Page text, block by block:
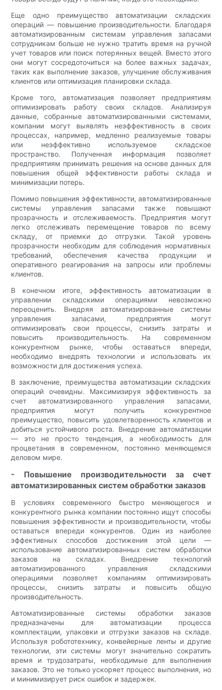
Еще одно преимущество автоматизации складских
операций — повышение производительности. Благодаря
автоматизированным системам управления запасами
сотрудникам больше не нужно тратить время на ручной
учет товаров или поиск потерянных вещей. Вместо этого
они могут сосредоточиться на более важных задачах,
таких как выполнение заказов, улучшение обслуживания
клиентов или оптимизация планировки склада.
Кроме того, автоматизация позволяет предприятиям
оптимизировать работу своих складов. Анализируя
данные, собранные автоматизированными системами,
компании могут выявлять неэффективность в своих
процессах, например, медленно реализуемые товары
или неэффективно используемое складское
пространство. Полученная информация позволяет
предприятиям принимать решения на основе данных для
повышения общей эффективности работы склада и
минимизации потерь.
Помимо повышения эффективности, автоматизированные
системы управления запасами также повышают
прозрачность и отслеживаемость. Предприятия могут
легко отслеживать перемещение товаров по всему
складу, от приемки до отгрузки. Такой уровень
прозрачности необходим для соблюдения нормативных
требований, обеспечения качества продукции и
оперативного реагирования на запросы или проблемы
клиентов.
В конечном итоге, эффективность автоматизации в
управлении складскими операциями невозможно
переоценить. Внедряя автоматизированные системы
управления запасами, предприятия могут
оптимизировать свои процессы, снизить затраты и
повысить производительность. На современном
конкурентном рынке, чтобы оставаться впереди,
необходимо внедрять технологии и использовать их
возможности для достижения успеха.
В заключение, преимущества автоматизации складских
операций очевидны. Максимизируя эффективность за
счет автоматизированного управления запасами,
предприятия могут получить конкурентное
преимущество, повысить удовлетворенность клиентов и
добиться устойчивого роста. Внедрение автоматизации
— это не просто тенденция, а необходимость для
процветания в современном, постоянно меняющемся
деловом мире.
- Повышение производительности за счет
автоматизированных систем обработки заказов
В условиях современного быстро меняющегося и
конкурентного рынка компании постоянно ищут способы
повышения эффективности и производительности, чтобы
оставаться впереди конкурентов. Один из наиболее
эффективных способов достижения этой цели —
использование автоматизированных систем обработки
заказов на складах. Внедрение технологий
автоматизированного управления складскими
операциями позволяет компаниям оптимизировать
процессы, снизить затраты и повысить общую
производительность.
Автоматизированные системы обработки заказов
предназначены для автоматизации процесса
комплектации, упаковки и отгрузки заказов на складе.
Используя робототехнику, конвейерные ленты и другие
технологии, эти системы могут значительно сократить
время и трудозатраты, необходимые для выполнения
заказов. Это не только ускоряет процесс выполнения, но
и минимизирует риск ошибок и задержек.